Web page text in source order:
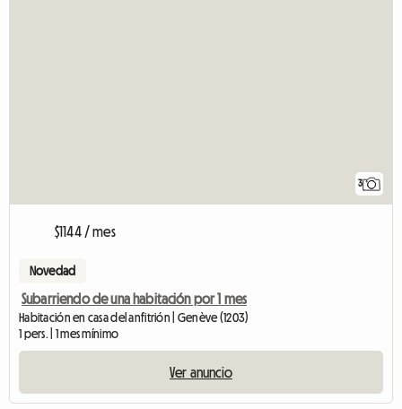
3
$1144 / mes
Novedad
Subarriendo de una habitación por 1 mes
Habitación en casa del anfitrión | Genève (1203)
1 pers. | 1 mes mínimo
Ver anuncio